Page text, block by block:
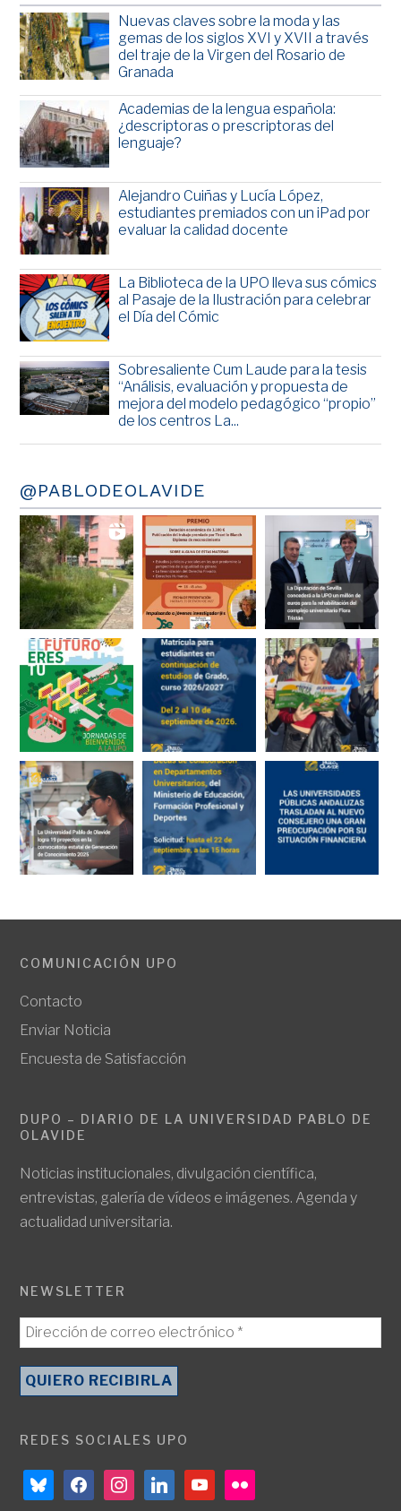
Nuevas claves sobre la moda y las
gemas de los siglos XVI y XVII a través
del traje de la Virgen del Rosario de
Granada
Academias de la lengua española:
¿descriptoras o prescriptoras del
lenguaje?
Alejandro Cuiñas y Lucía López,
estudiantes premiados con un iPad por
evaluar la calidad docente
La Biblioteca de la UPO lleva sus cómics
al Pasaje de la Ilustración para celebrar
el Día del Cómic
Sobresaliente Cum Laude para la tesis
“Análisis, evaluación y propuesta de
mejora del modelo pedagógico “propio”
de los centros La...
@PABLODEOLAVIDE
COMUNICACIÓN UPO
Contacto
Enviar Noticia
Encuesta de Satisfacción
DUPO – DIARIO DE LA UNIVERSIDAD PABLO DE
OLAVIDE
Noticias institucionales, divulgación científica,
entrevistas, galería de vídeos e imágenes. Agenda y
actualidad universitaria.
NEWSLETTER
REDES SOCIALES UPO
blueskyfacebookinstagramlinkedinyoutubeflickr